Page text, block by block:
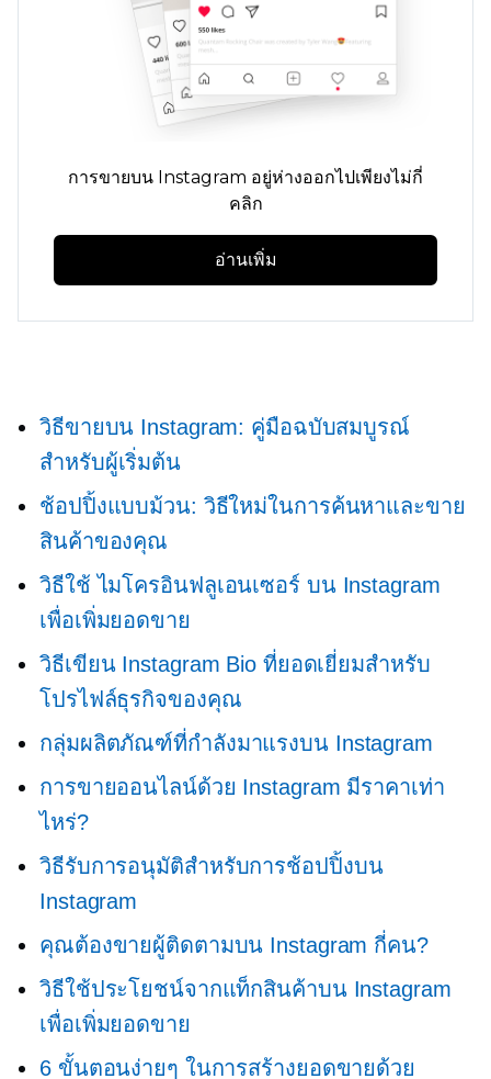
การขายบน Instagram อยู่ห่างออกไปเพียงไม่กี่
คลิก
อ่านเพิ่ม
วิธีขายบน Instagram: คู่มือฉบับสมบูรณ์
สำหรับผู้เริ่มต้น
ช้อปปิ้งแบบม้วน: วิธีใหม่ในการค้นหาและขาย
สินค้าของคุณ
วิธีใช้ไมโครอินฟลูเอนเซอร์ บน Instagram
เพื่อเพิ่มยอดขาย
วิธีเขียน Instagram Bio ที่ยอดเยี่ยมสำหรับ
โปรไฟล์ธุรกิจของคุณ
กลุ่มผลิตภัณฑ์ที่กำลังมาแรงบน Instagram
การขายออนไลน์ด้วย Instagram มีราคาเท่า
ไหร่?
วิธีรับการอนุมัติสำหรับการช้อปปิ้งบน
Instagram
คุณต้องขายผู้ติดตามบน Instagram กี่คน?
วิธีใช้ประโยชน์จากแท็กสินค้าบน Instagram
เพื่อเพิ่มยอดขาย
6 ขั้นตอนง่ายๆ ในการสร้างยอดขายด้วย